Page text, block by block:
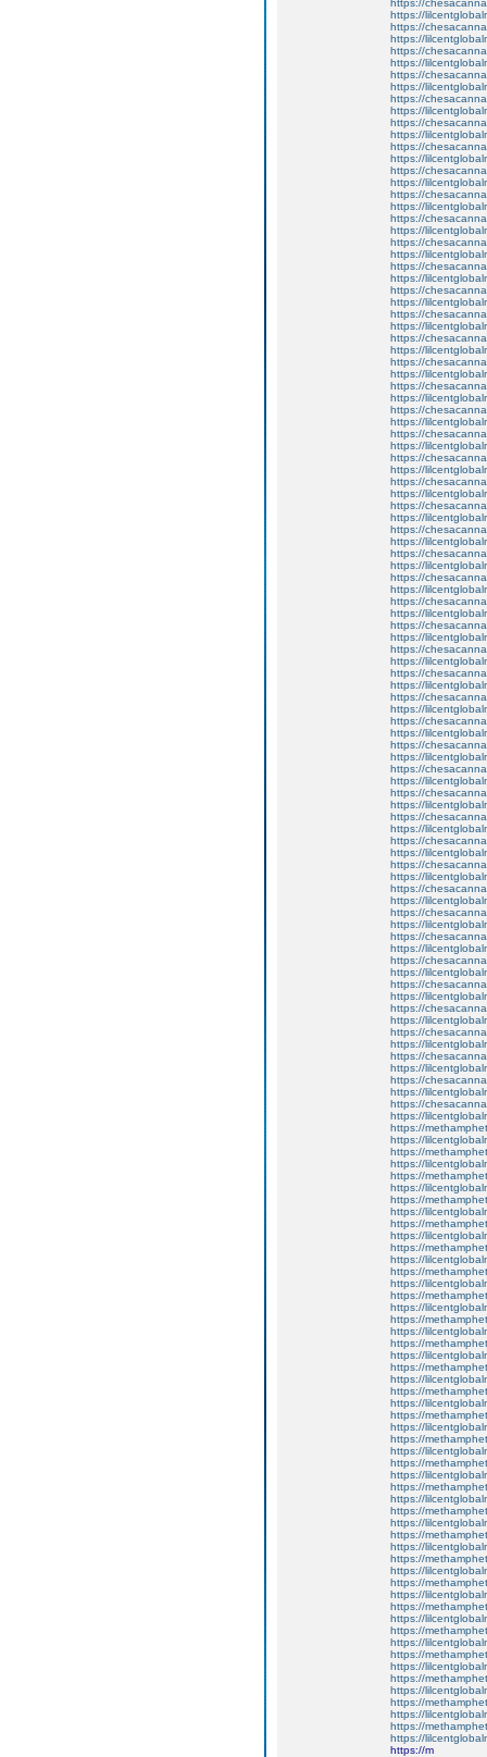
https://
https://
https://
https://
https://
https://
https://
https://
https://
https://
https://
https://
https://
https://
https://
https://
https://
https://
https://
https://
https://
https://
https://
https://
https://
https://
https://
https://
https://
https://
https://
https://
https://
https://
https://
https://
https://
https://
https://
https://
https://
https://
https://
https://
https://
https://
https://
https://
https://
https://
https://
https://
https://
https://
https://
https://
https://
https://
https://
https://
https://
https://
https://
https://
https://
https://
https://
https://
https://
https://
https://
https://
https://
https://
https://
https://
https://
https://
https://
https://
https://
https://
https://
https://
https://
https://
https://
https://
https://
https://
https://
https://
https://
https://
https://
https://
https://
https://
https://
https://
https://
https://
https://
https://
https://
https://
https://
https://
https://
https://
https://
https://
https://
https://
https://
https://
https://
https://
https://
https://
https://
https://
https://
https://
https://
https://
https://
https://
https://
https://
https://
https://
https://
https://
https://
https://
https://
https://
https://
https://
https://
https://
https://
https://
https://
https://
https://m